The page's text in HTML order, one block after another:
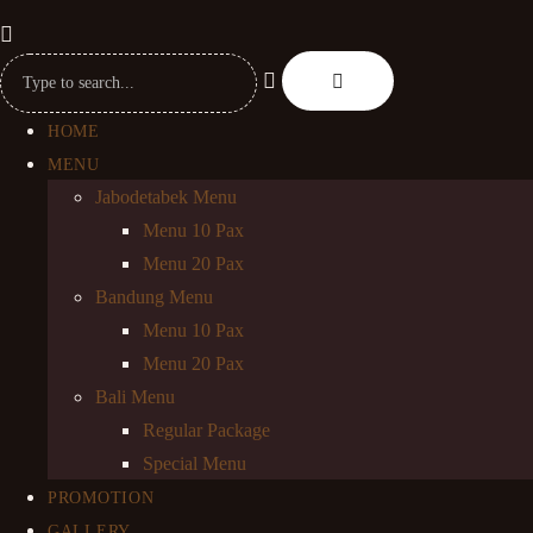
HOME
MENU
Jabodetabek Menu
Menu 10 Pax
Menu 20 Pax
Bandung Menu
Menu 10 Pax
Menu 20 Pax
Bali Menu
Regular Package
Special Menu
PROMOTION